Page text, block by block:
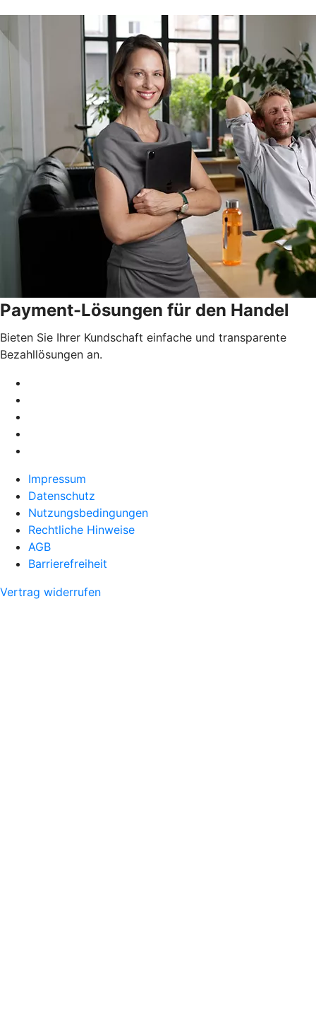
Payment-Lösungen für den Handel
Bieten Sie Ihrer Kundschaft einfache und transparente
Bezahllösungen an.
Impressum
Datenschutz
Nutzungsbedingungen
Rechtliche Hinweise
AGB
Barrierefreiheit
Vertrag widerrufen